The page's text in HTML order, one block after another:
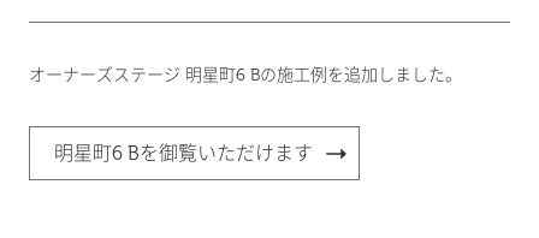
オーナーズステージ 明星町6 Bの施工例を追加しました。
明星町6 Bを御覧いただけます